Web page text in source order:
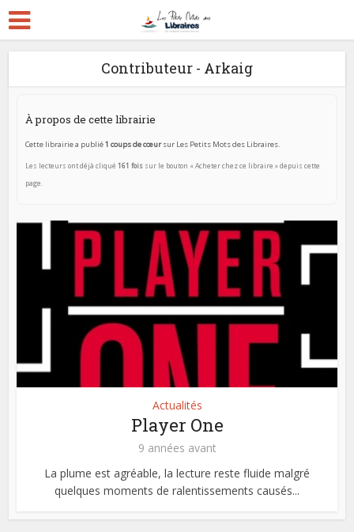
Contributeur - Arkaig
À propos de cette librairie
Cette librairie a publié1 coups de cœursur Les Petits Mots des Libraires.
Les lecteurs ont déjà cliqué161 fois sur le bouton « Acheter chez ce libraire » depuis cette
page.
Actualités
Player One
9 années avant
La plume est agréable, la lecture reste fluide malgré
quelques moments de ralentissements causés...